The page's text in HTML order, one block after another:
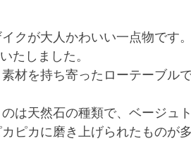
クが大人かわいい一点物です。
たしました。
材を持ち寄ったローテーブルで
のは天然石の種類で、ベージュ
ピカに磨き上げられたものが